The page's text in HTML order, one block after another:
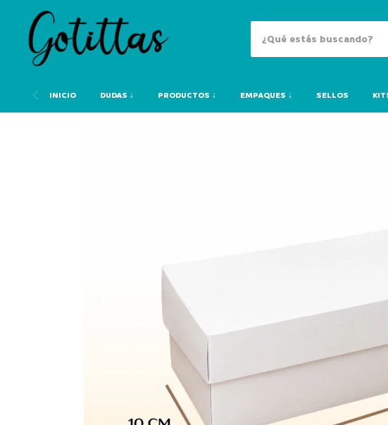
INICIO DUDAS ↓ PRODUCTOS ↓ EMPAQUES ↓ SELLOS